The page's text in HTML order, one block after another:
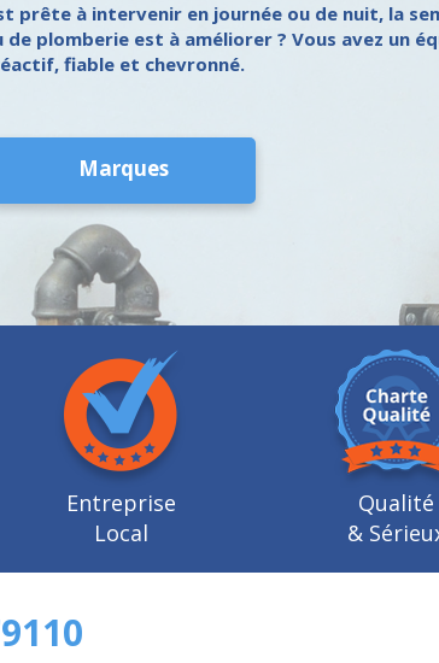
à intervenir en journée ou de nuit, la
plomberie est à améliorer ? Vous avez un
fiable et chevronné.
Marques
Entreprise
Local
Qualité
&